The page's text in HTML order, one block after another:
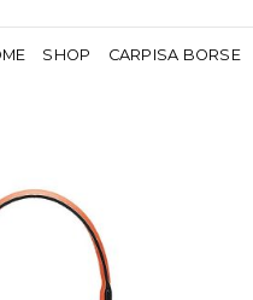
SHOP CARPISA BORSE